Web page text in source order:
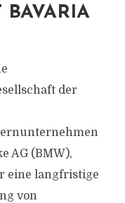
BAVARIA
der
AG (BMW),
eine langfristige
von